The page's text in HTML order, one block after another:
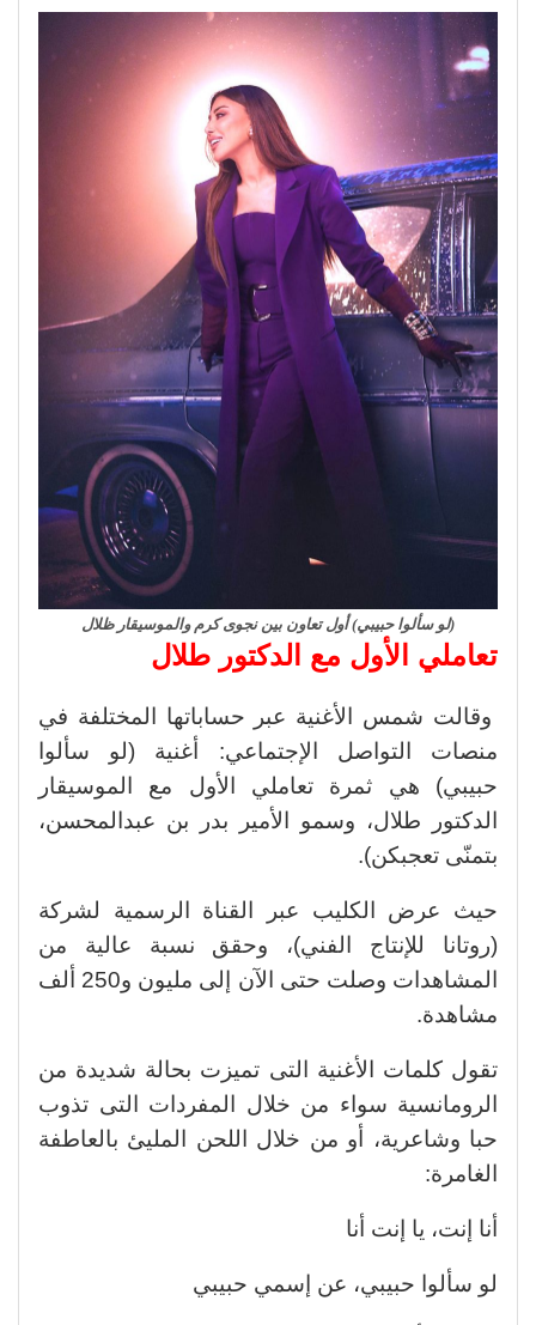
(لو سألوا حبيبي) أول تعاون بين نجوى كرم والموسيقار ظلال
تعاملي الأول مع الدكتور طلال
وقالت شمس الأغنية عبر حساباتها المختلفة في
منصات التواصل الإجتماعي: أغنية (لو سألوا
حبيبي) هي ثمرة تعاملي الأول مع الموسيقار
الدكتور طلال، وسمو الأمير بدر بن عبدالمحسن،
بتمنّى تعجبكن).
حيث عرض الكليب عبر القناة الرسمية لشركة
(روتانا للإنتاج الفني)، وحقق نسبة عالية من
المشاهدات وصلت حتى الآن إلى مليون و250 ألف
مشاهدة.
تقول كلمات الأغنية التى تميزت بحالة شديدة من
الرومانسية سواء من خلال المفردات التى تذوب
حبا وشاعرية، أو من خلال اللحن المليئ بالعاطفة
الغامرة:
أنا إنت، يا إنت أنا
لو سألوا حبيبي، عن إسمي حبيبي